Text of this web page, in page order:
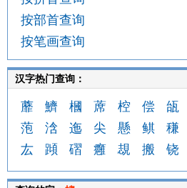
按部首查询
按笔画查询
汉字热门查询：
蘼 鱭 槶 蓆 椌 偿 瓵
萢
浛 迤 尖 懸 鲯 稴
厷
蹞 磖 癰 覟 搬 铙